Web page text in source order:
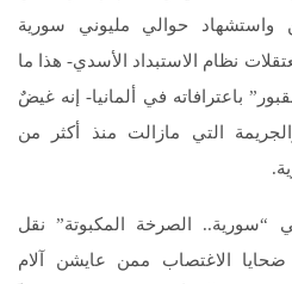
واستشهاد حوالي مليوني سورية
نظام الاستبداد الأسدي- هذا ما
باعترافاته في ألمانيا- إنه غيضٌ
التي مازالت منذ أكثر من
“سورية.. الصرخة المكبوتة” نقل
الاغتصاب ممن عايشن آلام